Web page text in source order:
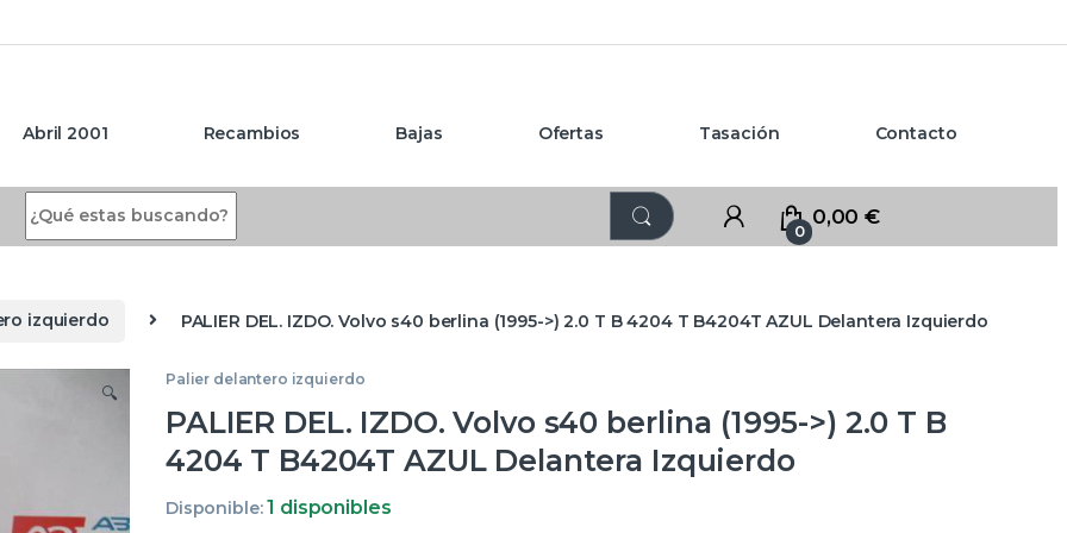
Abril 2001 Recambios Bajas Ofertas Tasación Contacto
0
0,00€
izquierdo PALIER DEL. IZDO. Volvo s40 berlina (1995->) 2.0 T B 4204 T B4204T AZUL Delantera Izquierdo
🔍
Palier delantero izquierdo
PALIER DEL. IZDO. Volvo s40 berlina (1995->) 2.0 T B
4204 T B4204T AZUL Delantera Izquierdo
Disponible:1 disponibles